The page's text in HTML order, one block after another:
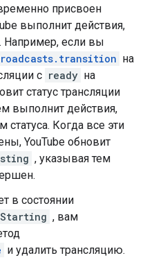
присвоен
выполнит действия,
Например, если вы
на
с ready на
статус трансляции
выполнит действия,
Когда все эти
YouTube обновит
, указывая тем
в состоянии
, вам
и удалить трансляцию.